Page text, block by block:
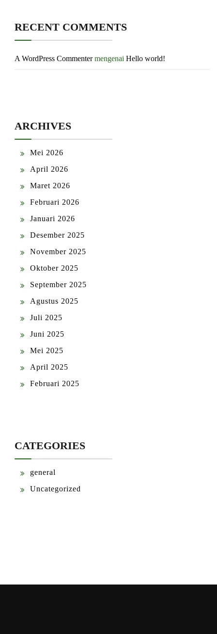
RECENT COMMENTS
A WordPress Commentermengenai Hello world!
ARCHIVES
Mei 2026
April 2026
Maret 2026
Februari 2026
Januari 2026
Desember 2025
November 2025
Oktober 2025
September 2025
Agustus 2025
Juli 2025
Juni 2025
Mei 2025
April 2025
Februari 2025
CATEGORIES
general
Uncategorized